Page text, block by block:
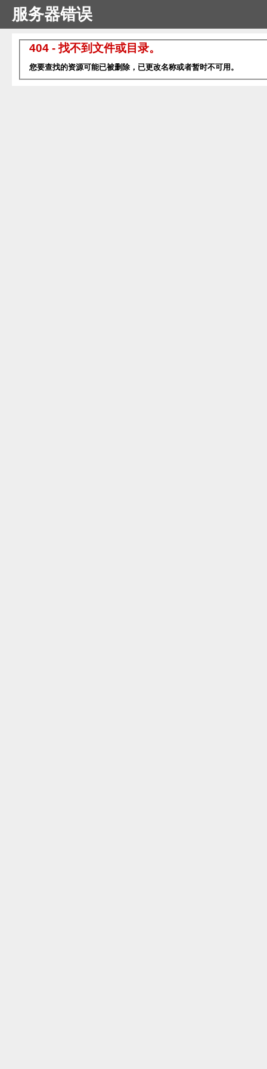
服务器错误
404 - 找不到文件或目录。
您要查找的资源可能已被删除，已更改名称或者暂时不可用。